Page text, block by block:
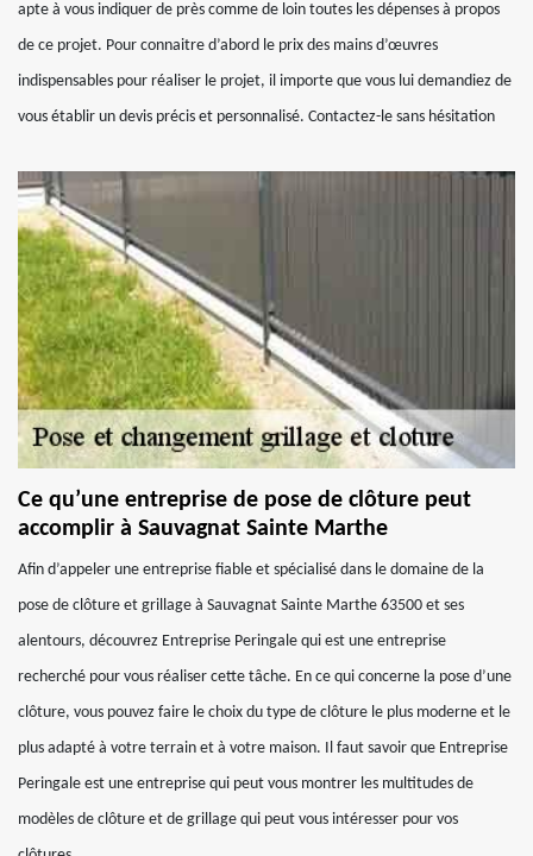
apte à vous indiquer de près comme de loin toutes les dépenses à propos
de ce projet. Pour connaitre d’abord le prix des mains d’œuvres
indispensables pour réaliser le projet, il importe que vous lui demandiez de
vous établir un devis précis et personnalisé. Contactez-le sans hésitation
Ce qu’une entreprise de pose de clôture peut
accomplir à Sauvagnat Sainte Marthe
Afin d’appeler une entreprise fiable et spécialisé dans le domaine de la
pose de clôture et grillage à Sauvagnat Sainte Marthe 63500 et ses
alentours, découvrez Entreprise Peringale qui est une entreprise
recherché pour vous réaliser cette tâche. En ce qui concerne la pose d’une
clôture, vous pouvez faire le choix du type de clôture le plus moderne et le
plus adapté à votre terrain et à votre maison. Il faut savoir que Entreprise
Peringale est une entreprise qui peut vous montrer les multitudes de
modèles de clôture et de grillage qui peut vous intéresser pour vos